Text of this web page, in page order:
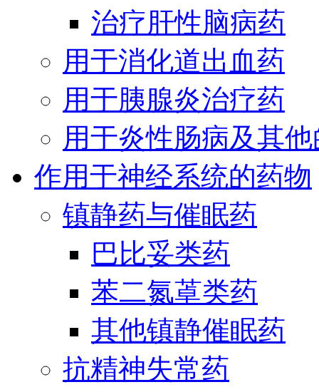
治疗肝性脑病药
用于消化道出血药
用于胰腺炎治疗药
用于炎性肠病及其
作用于神经系统的药物
镇静药与催眠药
巴比妥类药
苯二氮䓬类药
其他镇静催眠药
抗精神失常药